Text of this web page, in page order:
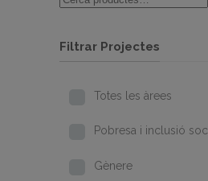
Filtrar Projectes
Totes les àrees
Pobresa i inclusió
Gènere